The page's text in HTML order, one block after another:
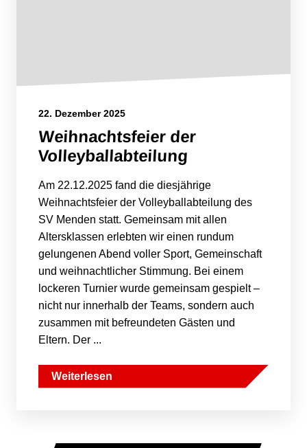
22. Dezember 2025
Weihnachtsfeier der
Volleyballabteilung
Am 22.12.2025 fand die diesjährige
Weihnachtsfeier der Volleyballabteilung des
SV Menden statt. Gemeinsam mit allen
Altersklassen erlebten wir einen rundum
gelungenen Abend voller Sport, Gemeinschaft
und weihnachtlicher Stimmung. Bei einem
lockeren Turnier wurde gemeinsam gespielt –
nicht nur innerhalb der Teams, sondern auch
zusammen mit befreundeten Gästen und
Eltern. Der ...
Weiterlesen